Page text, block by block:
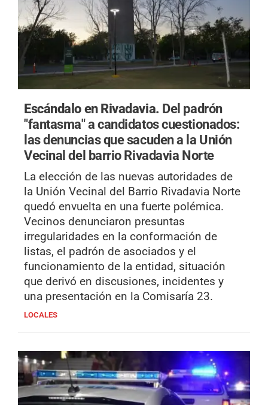
Escándalo en Rivadavia. Del padrón
"fantasma" a candidatos cuestionados:
las denuncias que sacuden a la Unión
Vecinal del barrio Rivadavia Norte
La elección de las nuevas autoridades de
la Unión Vecinal del Barrio Rivadavia Norte
quedó envuelta en una fuerte polémica.
Vecinos denunciaron presuntas
irregularidades en la conformación de
listas, el padrón de asociados y el
funcionamiento de la entidad, situación
que derivó en discusiones, incidentes y
una presentación en la Comisaría 23.
LOCALES